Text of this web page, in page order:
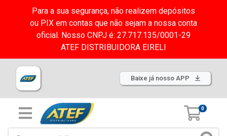
Para a sua segurança, não realizem depósitos
ou PIX em contas que não sejam a nossa conta
oficial. Nosso CNPJ é: 27.717.135/0001-29
ATEF DISTRIBUIDORA EIRELI
Baixe já nosso APP
0